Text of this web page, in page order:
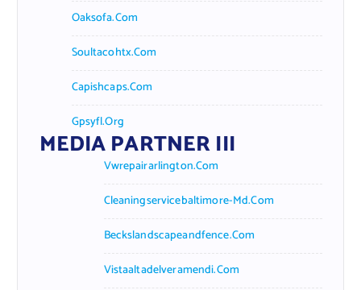
Oaksofa.com
Soultacohtx.com
Capishcaps.com
Gpsyfl.org
MEDIA PARTNER III
Vwrepairarlington.com
Cleaningservicebaltimore-Md.com
Beckslandscapeandfence.com
Vistaaltadelveramendi.com